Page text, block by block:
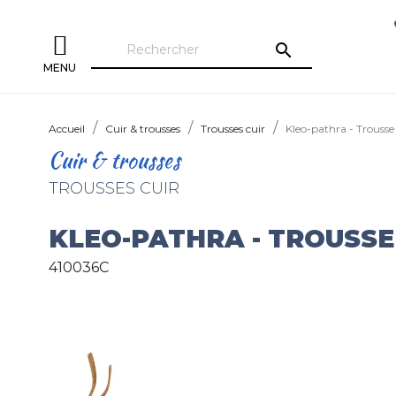
MENU
search
Accueil Cuir & trousses Trousses cuir Kleo-pathra -
Cuir & trousses
TROUSSES CUIR
KLEO-PATHRA -
410036C